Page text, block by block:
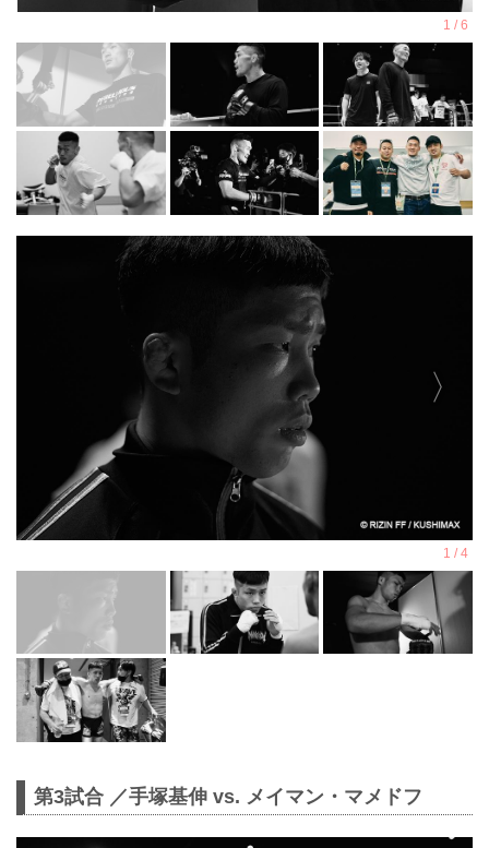
第3試合 ／手塚基伸 vs. メイマン・マメドフ